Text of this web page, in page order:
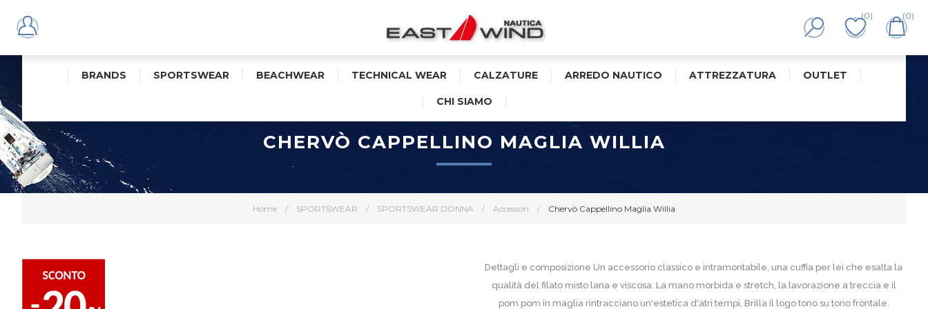
(0) (0)
BRANDS SPORTSWEAR BEACHWEAR TECHNICAL WEAR CALZATURE ARREDO NAUTICO ATTREZZATURA OUTLET
CHI SIAMO
Home / SPORTSWEAR / SPORTSWEAR DONNA / Accessori / Chervò Cappellino Maglia Willia
CHERVÒ CAPPELLINO MAGLIA WILLIA
Dettagli e composizione Un accessorio classico e intramontabile, una cuffia per lei che esalta la
qualità del filato misto lana e viscosa. La mano morbida e stretch, la lavorazione a treccia e il
pom pom in maglia rintracciano un'estetica d'atri tempi. Brilla il logo tono su tono frontale.